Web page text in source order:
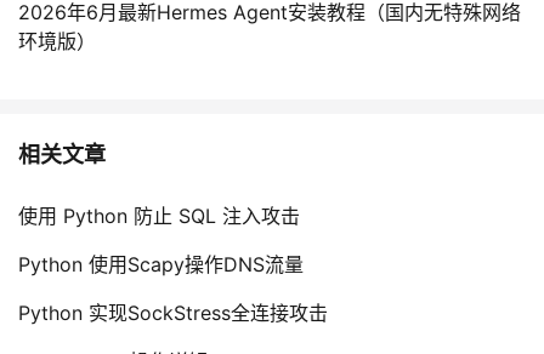
2026年6月最新Hermes Agent安装教程（国内无特殊网络
环境版）
相关文章
使用 Python 防止 SQL 注入攻击
Python 使用Scapy操作DNS流量
Python 实现SockStress全连接攻击